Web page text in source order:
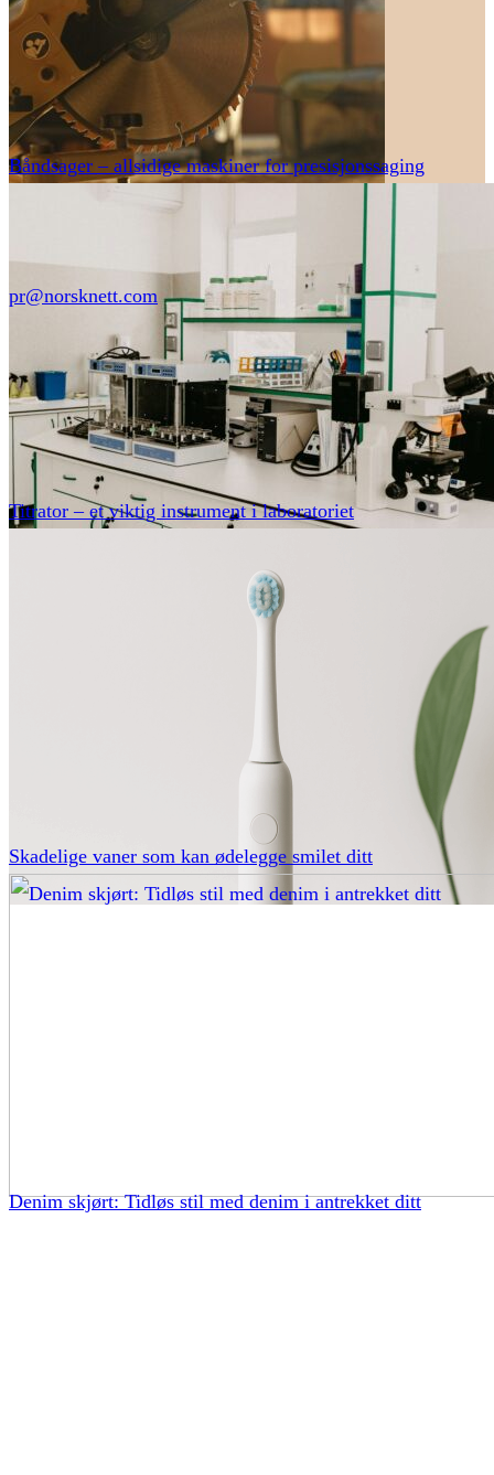
Båndsager – allsidige maskiner for presisjonssaging
Titrator – et viktig instrument i laboratoriet
Skadelige vaner som kan ødelegge smilet ditt
Denim skjørt: Tidløs stil med denim i antrekket ditt
pr@norsknett.com